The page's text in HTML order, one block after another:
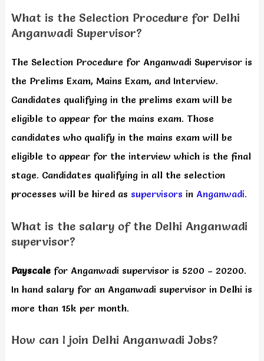
What is the Selection Procedure for Delhi
Anganwadi Supervisor?
The Selection Procedure for Anganwadi Supervisor is
the Prelims Exam, Mains Exam, and Interview.
Candidates qualifying in the prelims exam will be
eligible to appear for the mains exam. Those
candidates who qualify in the mains exam will be
eligible to appear for the interview which is the final
stage. Candidates qualifying in all the selection
processes will be hired as supervisors in Anganwadi.
What is the salary of the Delhi Anganwadi
supervisor?
Payscalefor Anganwadi supervisor is 5200 – 20200.
In hand salary for an Anganwadi supervisor in Delhi is
more than 15k per month.
How can I join Delhi Anganwadi Jobs?